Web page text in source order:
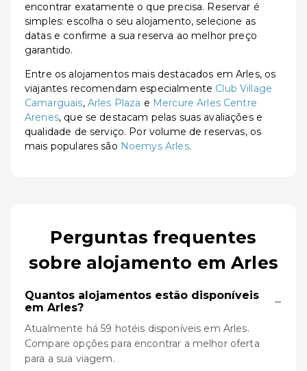
encontrar exatamente o que precisa. Reservar é
simples: escolha o seu alojamento, selecione as
datas e confirme a sua reserva ao melhor preço
garantido.
Entre os alojamentos mais destacados em Arles, os
viajantes recomendam especialmente Club Village
Camarguais, Arles Plaza e Mercure Arles Centre
Arenes, que se destacam pelas suas avaliações e
qualidade de serviço. Por volume de reservas, os
mais populares são Noemys Arles.
Perguntas frequentes
sobre alojamento em Arles
Quantos alojamentos estão disponíveis
em Arles?
−
Atualmente há 59 hotéis disponíveis em Arles.
Compare opções para encontrar a melhor oferta
para a sua viagem.